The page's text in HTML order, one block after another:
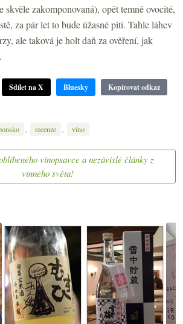
skvěle zakomponovaná), opět temně ovocité,
za pár let to bude úžasné pití. Tahle láhev
ale taková je holt daň za ověření, jak
Sdílet na X Bluesky Kopírovat odkaz
, recenze , víno
vínopsavce a nezávislé články z
vinného světa!